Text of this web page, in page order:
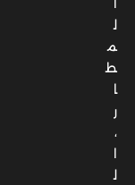
ا
ل
م
ط
ا
ر
،
ا
ل